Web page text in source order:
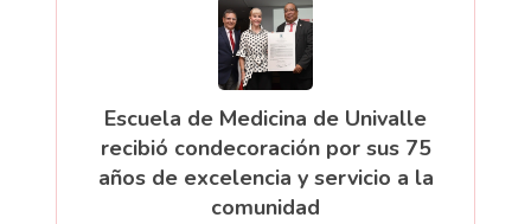
Escuela de Medicina de Univalle
recibió condecoración por sus 75
años de excelencia y servicio a la
comunidad